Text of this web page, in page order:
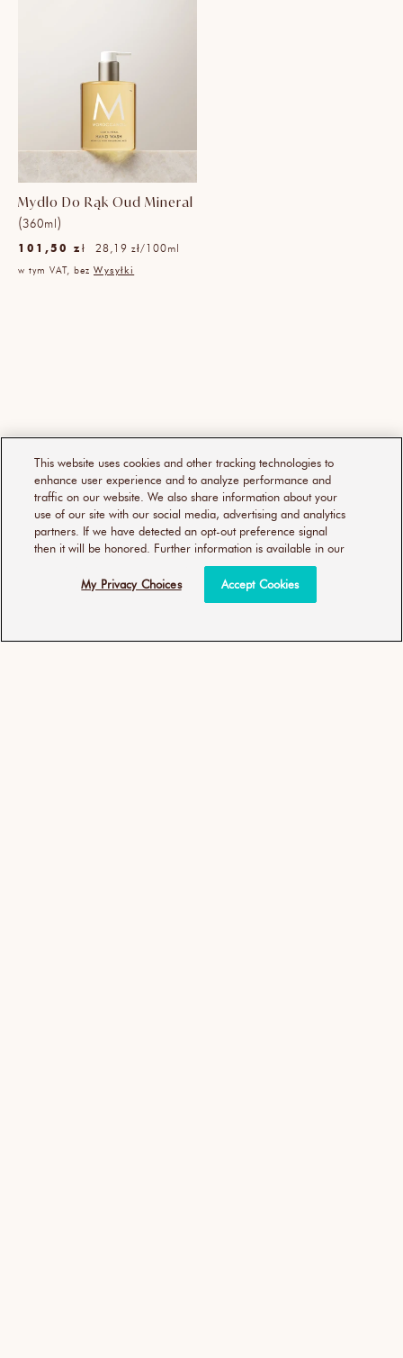
Mydło Do Rąk Oud Mineral
(360ml)
Cena
regularna
101,50 zł
Cena
jednostkowa
28,19 zł/
na 100ml
w tym VAT, bez Wysyłki
This website uses cookies and other tracking technologies to
enhance user experience and to analyze performance and
traffic on our website. We also share information about your
use of our site with our social media, advertising and analytics
partners. If we have detected an opt-out preference signal
then it will be honored. Further information is available in our
My Privacy Choices Accept Cookies